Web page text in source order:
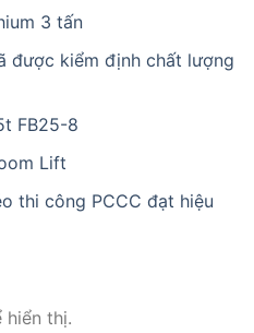
3 tấn
được kiểm định chất lượng
FB25-8
Lift
thi công PCCC đạt hiệu
hiển thị.